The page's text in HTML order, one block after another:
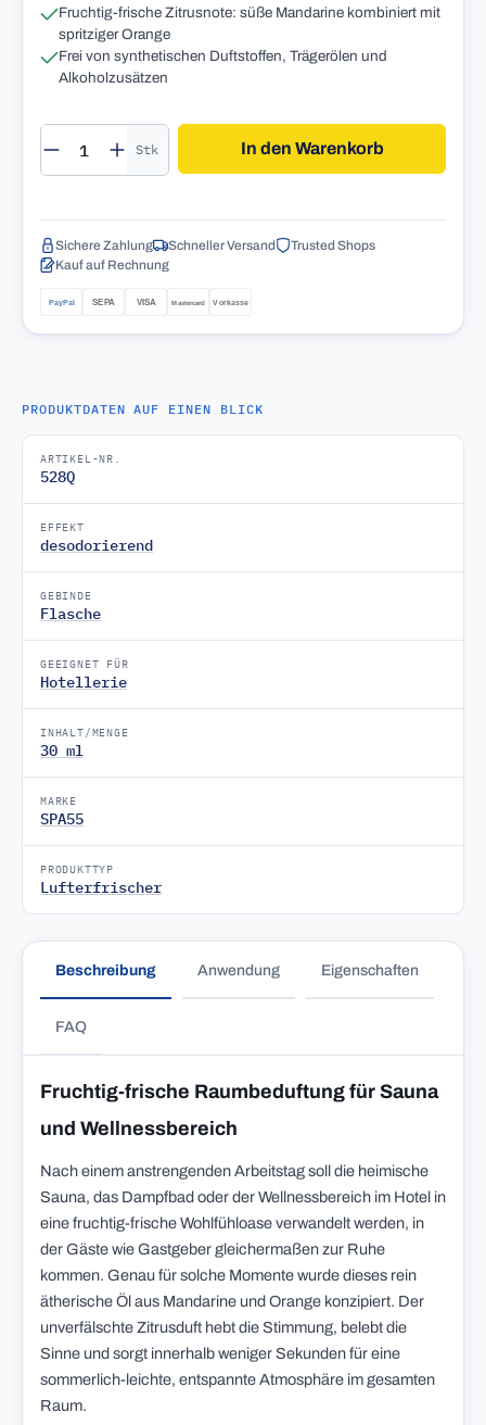
Fruchtig-frische Zitrusnote: süße Mandarine kombiniert mit
spritziger Orange
Frei von synthetischen Duftstoffen, Trägerölen und
Alkoholzusätzen
Produkt Anzahl: Gib den gewünschten
Stk In den Warenkorb
Sichere Zahlung Schneller Versand
Trusted Shops
Kauf auf Rechnung
PRODUKTDATEN AUF EINEN BLICK
ARTIKEL-NR.
528Q
EFFEKT
desodorierend
GEBINDE
Flasche
GEEIGNET FÜR
Hotellerie
INHALT/MENGE
30 ml
MARKE
SPA55
PRODUKTTYP
Lufterfrischer
Beschreibung Anwendung Eigenschaften
FAQ
Fruchtig-frische Raumbeduftung für Sauna
und Wellnessbereich
Nach einem anstrengenden Arbeitstag soll die heimische
Sauna, das Dampfbad oder der Wellnessbereich im Hotel in
eine fruchtig-frische Wohlfühloase verwandelt werden, in
der Gäste wie Gastgeber gleichermaßen zur Ruhe
kommen. Genau für solche Momente wurde dieses rein
ätherische Öl aus Mandarine und Orange konzipiert. Der
unverfälschte Zitrusduft hebt die Stimmung, belebt die
Sinne und sorgt innerhalb weniger Sekunden für eine
sommerlich-leichte, entspannte Atmosphäre im gesamten
Raum.